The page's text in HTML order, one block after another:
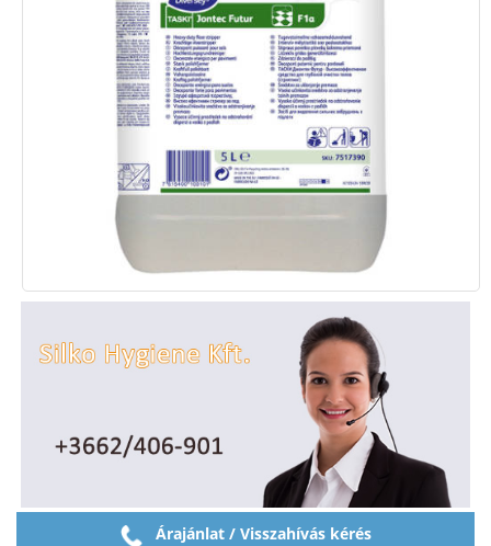
Árajánlat / Visszahívás kérés